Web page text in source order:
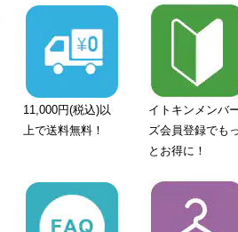
11,000円(税込)以
上で送料無料！
イトキンメンバ
ズ会員登録でもっ
とお得に！